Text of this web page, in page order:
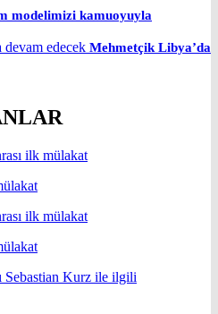
modelimizi kamuoyuyla
Mehmetçik Libya’da